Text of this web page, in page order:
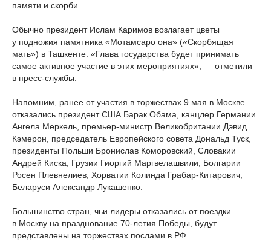
памяти и скорби.
Обычно президент Ислам Каримов возлагает цветы
у подножия памятника «Мотамсаро она» («Скорбящая
мать») в Ташкенте. «Глава государства будет принимать
самое активное участие в этих мероприятиях», — отметили
в пресс-службы.
Напомним, ранее от участия в торжествах 9 мая в Москве
отказались президент США Барак Обама, канцлер Германии
Ангела Меркель, премьер-министр Великобритании Дэвид
Кэмерон, председатель Европейского совета Дональд Туск,
президенты Польши Бронислав Коморовский, Словакии
Андрей Киска, Грузии Гиоргий Маргвелашвили, Болгарии
Росен Плевнелиев, Хорватии Колинда Грабар-Китарович,
Беларуси Александр Лукашенко.
Большинство стран, чьи лидеры отказались от поездки
в Москву на празднование 70-летия Победы, будут
представлены на торжествах послами в РФ.